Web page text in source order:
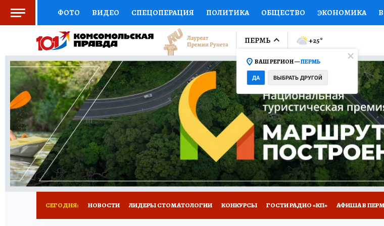
ФОТО ВИДЕО СПЕЦОПЕРАЦИЯ ПОЛИТИКА ОБЩЕСТВО ЭКОНОМИКА
СОЦПОДДЕРЖКА НАУКА СПОРТ КОЛУМНИСТЫ ПРОИСШЕСТВИЯ
ВЫБОР ЭКСПЕРТОВ ДОКТОР ФИНАНСЫ ОТКРЫВАЕМ МИР Я ЗНАЮ
КНИЖНАЯ ПОЛКА ПРОГНОЗЫ НА СПОРТ ПРОМОКОДЫ СЕРИАЛЫ
ПРЕСС-ЦЕНТР НЕДВИЖИМОСТЬ ТЕЛЕВИЗОР КОЛЛЕКЦИИ КОНКУРСЫ
РАДИО КП РЕКЛАМА ТЕСТЫ НОВОЕ НА САЙТЕ
ПЕРМЬ
ВАШ РЕГИОН —ПЕРМЬ
ДА ВЫБРАТЬ ДРУГОЙ
+25°
СЕГОДНЯ: НОВОСТИ ЛИДЕРЫ СТОМАТОЛОГИИ КОНКУРСЫ ГОСТИ РАДИО «КП» АФИША В